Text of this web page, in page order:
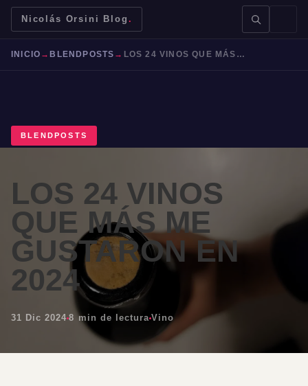
Nicolás Orsini Blog .
BUSCAR →
Mendoza Malbec Bodegas
INICIO → BLENDPOSTS → LOS 24 VINOS QUE MÁS ME GUSTARON EN 2024
BLENDPOSTS
LOS 24 VINOS
QUE MÁS ME
GUSTARON EN
2024
31 Dic 2024 8 min de lectura Vino